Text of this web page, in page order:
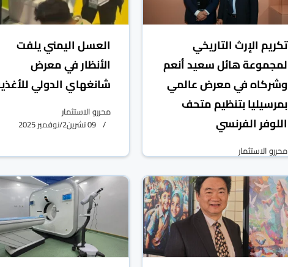
تكريم الإرث التاريخي
لمجموعة هائل سعيد أنعم
وشركاه في معرض عالمي
بمرسيليا بتنظيم متحف
اللوفر الفرنسي
محررو الاستثمار
العسل اليمني يلفت
الأنظار في معرض
شانغهاي الدولي
محررو الاستثمار
09 تشرين2/نوفمبر 2025